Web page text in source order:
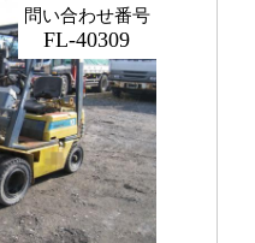
問い合わせ番号
FL-40309